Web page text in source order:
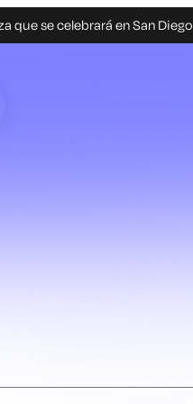
que se celebrará en San Diego